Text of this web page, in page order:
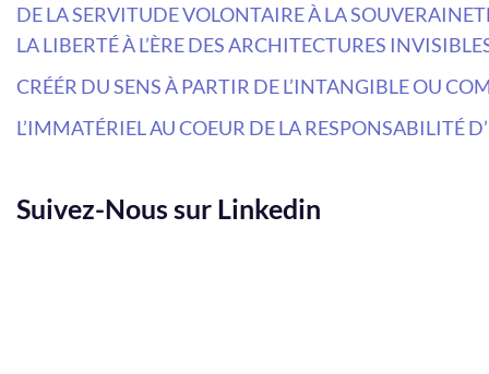
DE LA SERVITUDE VOLONTAIRE À LA
LA LIBERTÉ À L’ÈRE DES ARCHITECTURES
CRÉÉR DU SENS À PARTIR DE L’INTANGIBLE OU
L’IMMATÉRIEL AU COEUR DE LA RESPONSABILITÉ
Suivez-Nous sur Linkedin